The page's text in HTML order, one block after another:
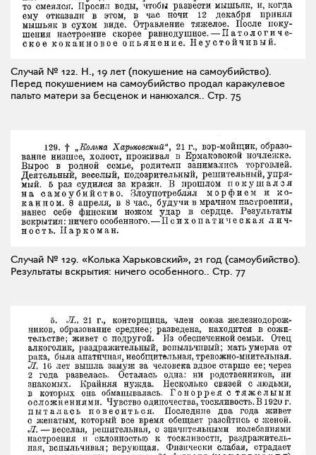
Случай № 122. Н., 19 лет (покушение на самоубийство).
Перед покушением на самоубийство продал каракулевое
пальто матери за бесценок и нанюхался.. Стр. 75
Случай № 129. «Колька Харьковский», 21 год (самоубийство).
Результаты вскрытия: ничего особенного.. Стр. 77